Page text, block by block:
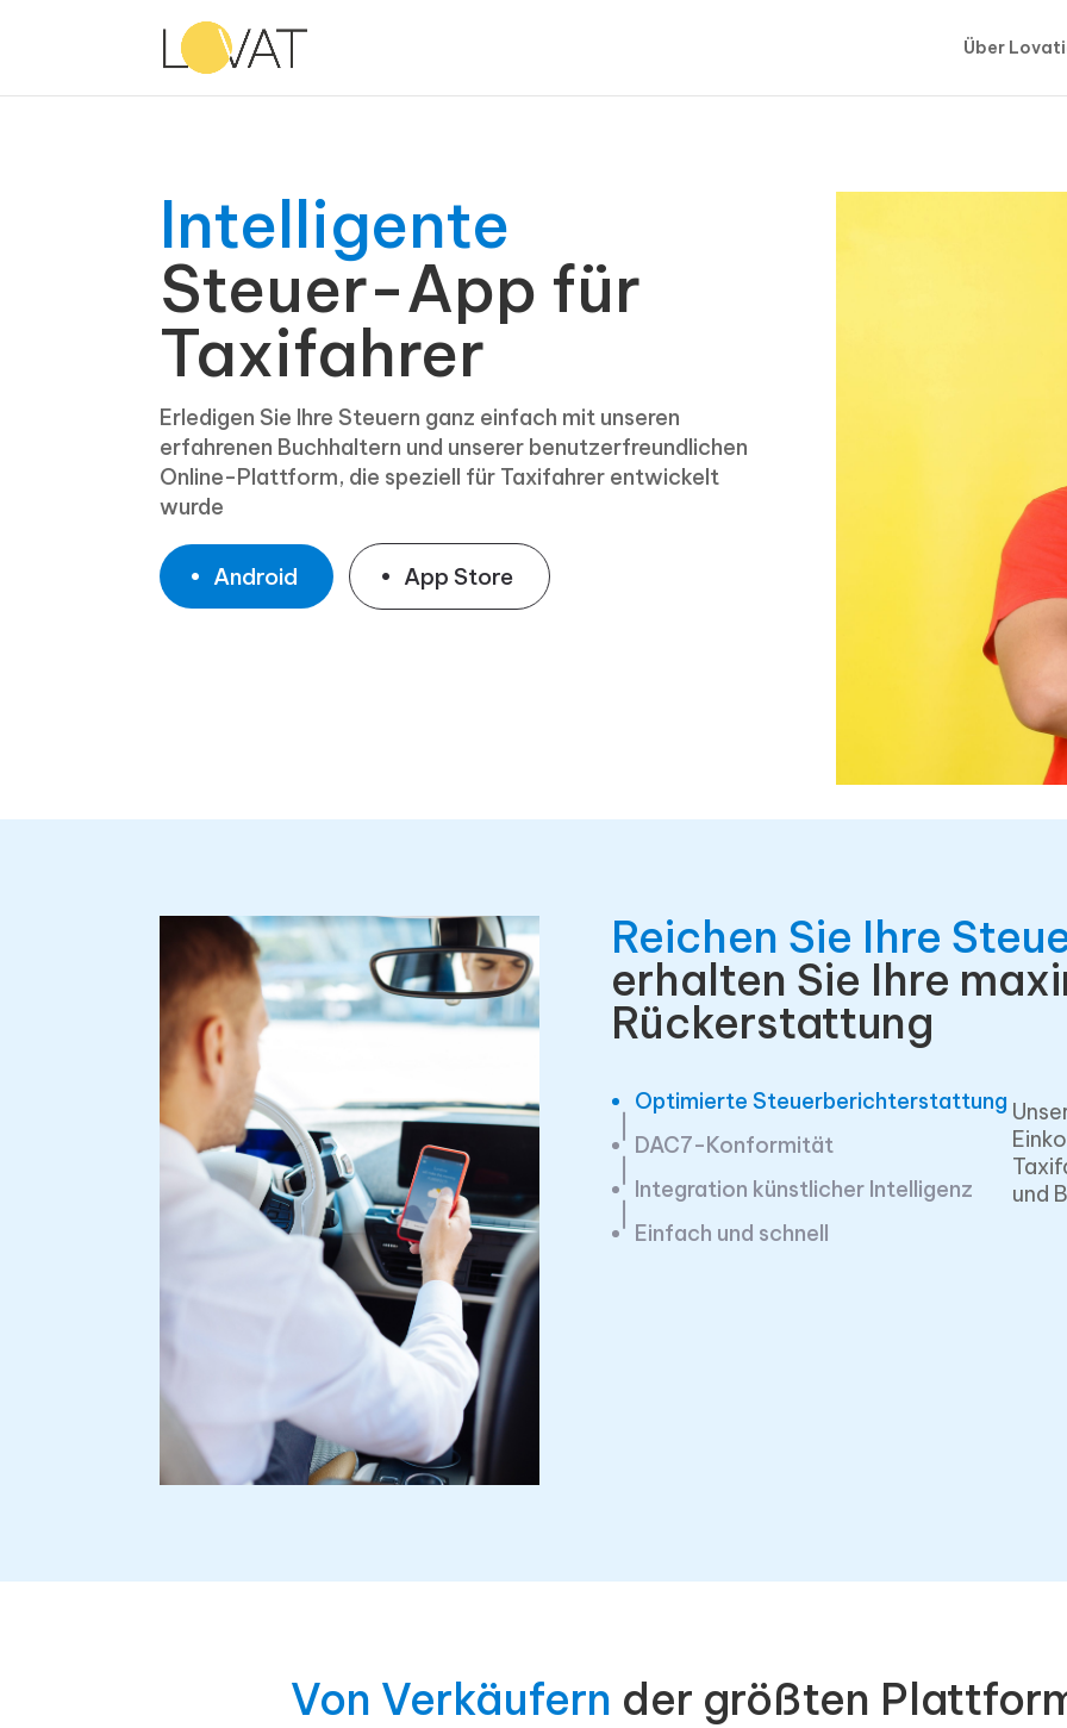
Über
Intelligente
Steuer-App für
Taxifahrer
Erledigen Sie Ihre Steuern ganz einfach mit unseren
erfahrenen Buchhaltern und unserer benutzerfreundlichen
Online-Plattform, die speziell für Taxifahrer entwickelt
wurde
Android App Store
Reichen Sie Ihre
erhalten Sie Ihre
Rückerstattung
Optimierte Steuerberichterstattung
DAC7-Konformität
Integration künstlicher Intelligenz
Einfach und schnell
und
Von Verkäufern der größten